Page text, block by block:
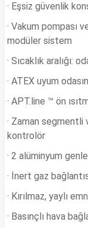
· Eşsiz güvenlik
· Vakum pompası
modüler sistem
· Sıcaklık aralığı:
· ATEX uyum
· APT.line ™ ön
· Zaman segmentli
kontrolör
· 2 alüminyum
· İnert gaz
· Kırılmaz, yaylı
· Basınçlı hava